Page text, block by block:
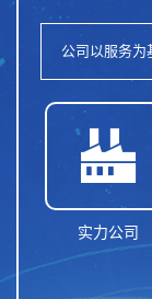
公司以服务为

实力公司